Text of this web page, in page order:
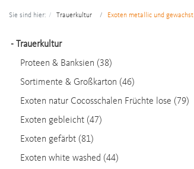
Sie sind hier: Trauerkultur Exoten metallic und gewachst
-
Trauerkultur
Proteen & Banksien (38)
Sortimente & Großkarton (46)
Exoten natur Cocosschalen Früchte lose (79)
Exoten gebleicht (47)
Exoten gefärbt (81)
Exoten white washed (44)